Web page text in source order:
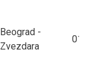
Beograd -
Zvezdara